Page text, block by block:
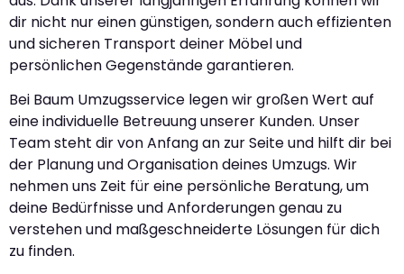
dir nicht nur einen günstigen, sondern auch effizienten
und sicheren Transport deiner Möbel und
persönlichen Gegenstände garantieren.
Bei Baum Umzugsservice legen wir großen Wert auf
eine individuelle Betreuung unserer Kunden. Unser
Team steht dir von Anfang an zur Seite und hilft dir bei
der Planung und Organisation deines Umzugs. Wir
nehmen uns Zeit für eine persönliche Beratung, um
deine Bedürfnisse und Anforderungen genau zu
verstehen und maßgeschneiderte Lösungen für dich
zu finden.